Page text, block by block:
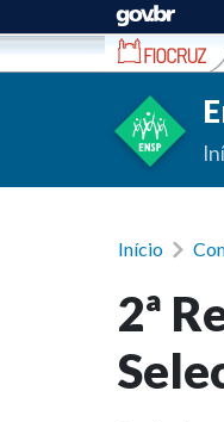
Ir para conteúdo
Início
2ª